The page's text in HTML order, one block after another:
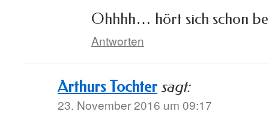
Ohhhh… hört sich schon
Antworten
Arthurs Tochter sagt:
23. November 2016 um 09:17